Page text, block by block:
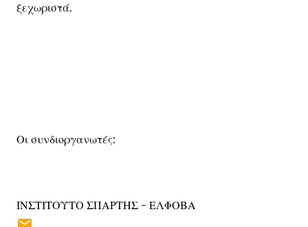
ξεχωριστά.
Οι συνδιοργανωτές:
ΙΝΣΤΙΤΟΥΤΟ ΣΠΑΡΤΗΣ - ΕΛΦΟΒΑ